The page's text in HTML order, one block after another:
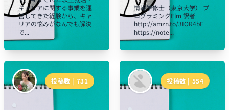
キャリアに関する事業を運
営してきた経験から、キャ
リアの悩みがなんでも解決
で...
情報学修士（東京大学） プ
ログラミングElm 訳者
http://amzn.to/3IOR4bF
https://note...
投稿数 | 731 投稿数 | 554